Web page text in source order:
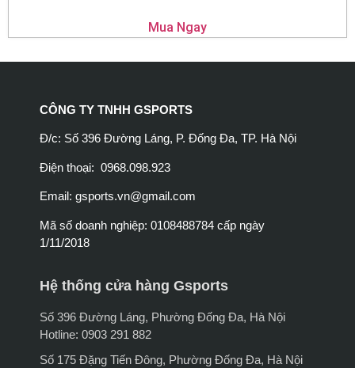
Mua Ngay
CÔNG TY TNHH GSPORTS
Đ/c: Số 396 Đường Láng, P. Đống Đa, TP. Hà Nội
Điện thoại: 0968.098.923
Email: gsports.vn@gmail.com
Mã số doanh nghiệp: 0108488784 cấp ngày
1/11/2018
Hệ thống cửa hàng Gsports
Số 396 Đường Láng, Phường Đống Đa, Hà Nội
Hotline: 0903 291 882
Số 175 Đặng Tiến Đông, Phường Đống Đa, Hà Nội